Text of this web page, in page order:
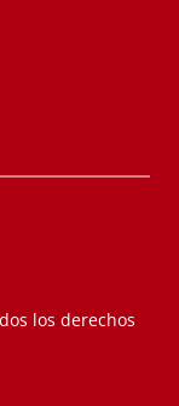
los derechos